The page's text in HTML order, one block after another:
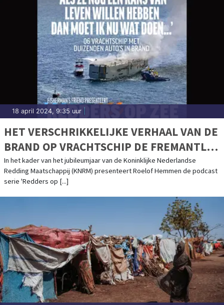
18 april 2024, 9:35 uur
HET VERSCHRIKKELIJKE VERHAAL VAN DE
BRAND OP VRACHTSCHIP DE FREMANTLE
HIGHWAY KOMT TOT LEVEN IN DE KNRM-
PODCASTSERIE
In het kader van het jubileumjaar van de Koninklijke Nederlandse
Redding Maatschappij (KNRM) presenteert Roelof Hemmen de podcast
serie 'Redders op [...]